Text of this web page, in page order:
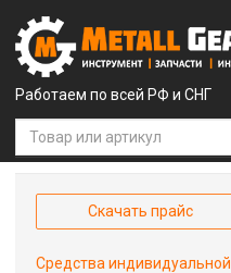
Работаем по всей РФ и СНГ
Скачать прайс
Средства индивидуальной